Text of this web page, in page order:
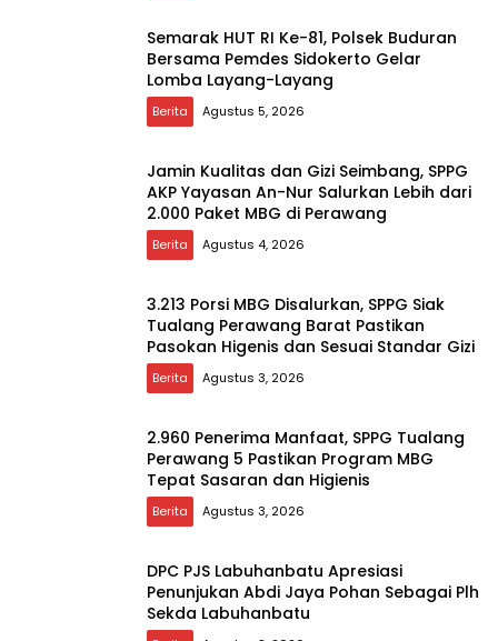
Semarak HUT RI Ke-81, Polsek Buduran
Bersama Pemdes Sidokerto Gelar
Lomba Layang-Layang
Berita Agustus 5, 2026
Jamin Kualitas dan Gizi Seimbang, SPPG
AKP Yayasan An-Nur Salurkan Lebih dari
2.000 Paket MBG di Perawang
Berita Agustus 4, 2026
3.213 Porsi MBG Disalurkan, SPPG Siak
Tualang Perawang Barat Pastikan
Pasokan Higenis dan Sesuai Standar Gizi
Berita Agustus 3, 2026
2.960 Penerima Manfaat, SPPG Tualang
Perawang 5 Pastikan Program MBG
Tepat Sasaran dan Higienis
Berita Agustus 3, 2026
DPC PJS Labuhanbatu Apresiasi
Penunjukan Abdi Jaya Pohan Sebagai Plh
Sekda Labuhanbatu